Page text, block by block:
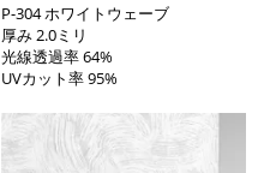
P-304 ホワイトウェーブ
厚み 2.0ミリ
光線透過率 64%
UVカット率 95%